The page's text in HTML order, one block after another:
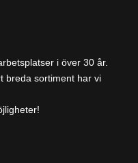
i över 30 år.
breda sortiment har vi